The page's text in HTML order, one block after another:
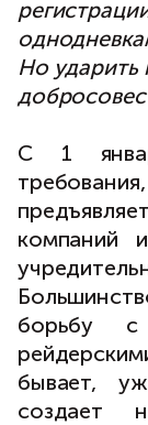
Но ударить
С 1
компаний
борьбу с
бывает,
создает